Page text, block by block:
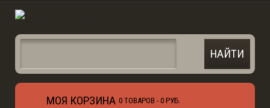
МОЯ КОРЗИНА 0 ТОВАРОВ - 0 РУБ.